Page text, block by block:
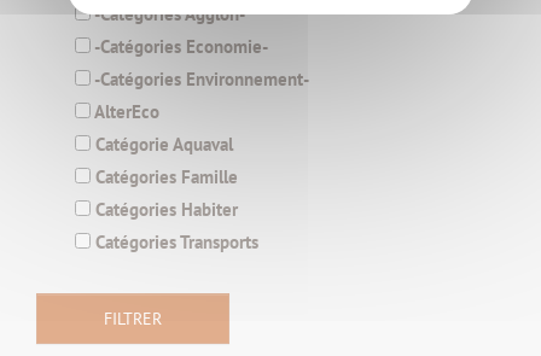
-Catégories Aggloh-
-Catégories Economie-
-Catégories Environnement-
AlterEco
Catégorie Aquaval
Catégories Famille
Catégories Habiter
Catégories Transports